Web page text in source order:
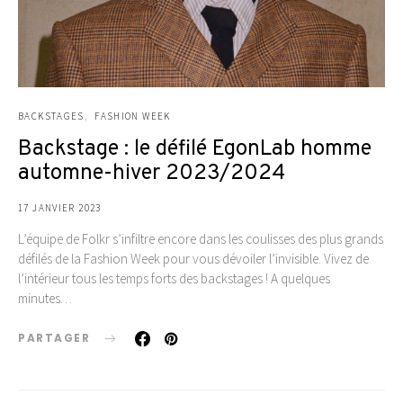
BACKSTAGES FASHION WEEK
Backstage : le défilé EgonLab homme
automne-hiver 2023/2024
17 JANVIER 2023
L’équipe de Folkr s’infiltre encore dans les coulisses des plus grands
défilés de la Fashion Week pour vous dévoiler l’invisible. Vivez de
l’intérieur tous les temps forts des backstages ! A quelques
minutes…
PARTAGER